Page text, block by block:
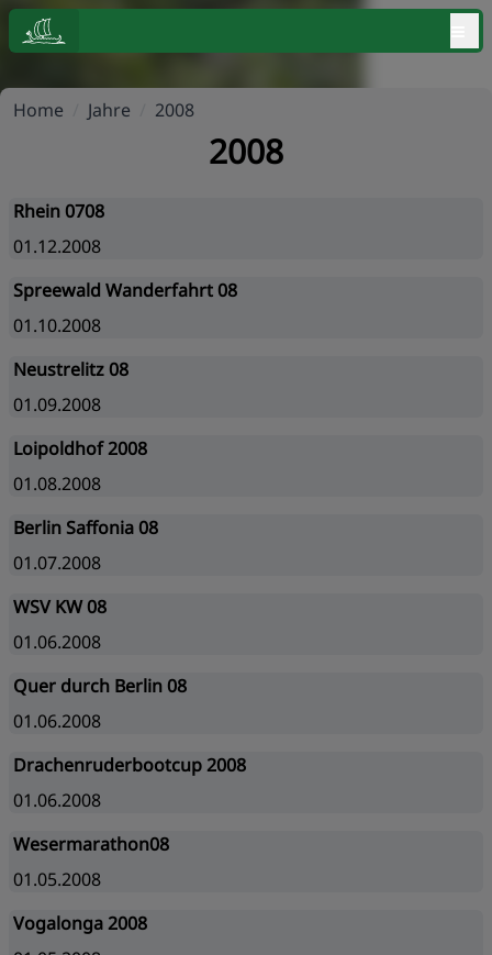
Home Jahre 2008
2008
Rhein 0708
01.12.2008
Spreewald Wanderfahrt 08
01.10.2008
Neustrelitz 08
01.09.2008
Loipoldhof 2008
01.08.2008
Berlin Saffonia 08
01.07.2008
WSV KW 08
01.06.2008
Quer durch Berlin 08
01.06.2008
Drachenruderbootcup 2008
01.06.2008
Wesermarathon08
01.05.2008
Vogalonga 2008